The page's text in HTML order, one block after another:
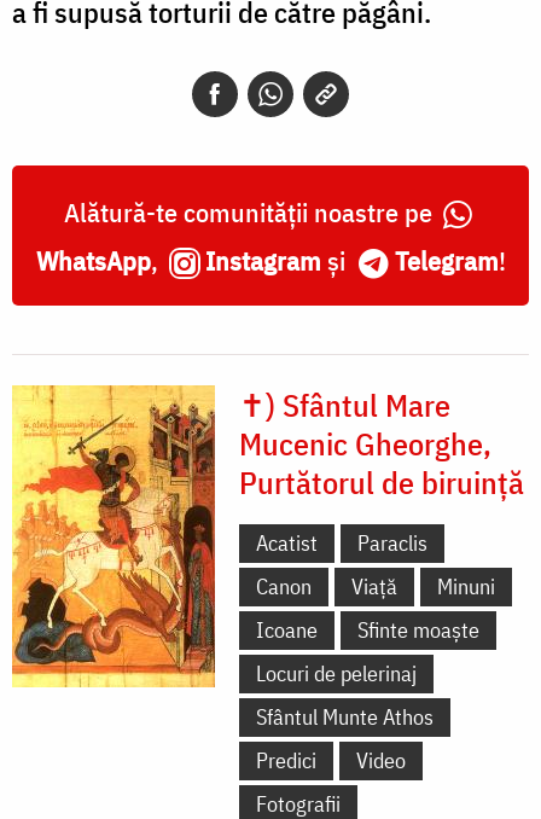
a fi supusă torturii de către păgâni.
Alătură-te comunității noastre pe
WhatsApp, Instagram și Telegram!
✝) Sfântul Mare
Mucenic Gheorghe,
Purtătorul de biruință
Acatist
Paraclis
Canon
Viață
Minuni
Icoane
Sfinte moaște
Locuri de pelerinaj
Sfântul Munte Athos
Predici
Video
Fotografii